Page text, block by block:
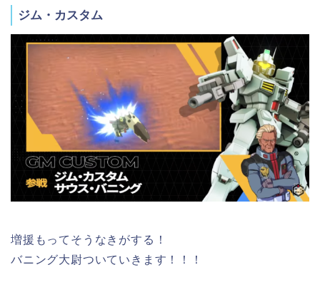
ジム・カスタム
増援もってそうなきがする！
バニング大尉ついていきます！！！